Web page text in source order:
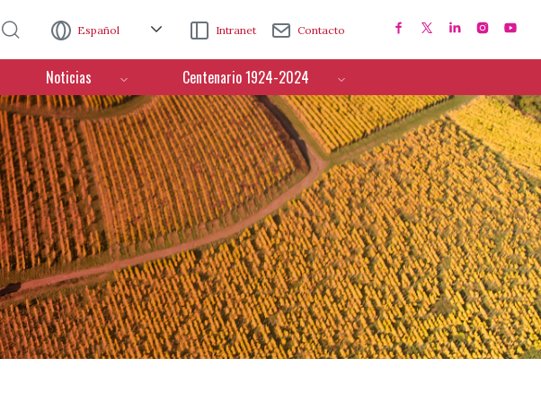
Español Intranet Contacto
Noticias Centenario 1924-2024